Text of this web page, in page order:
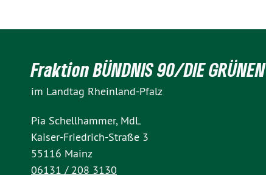
Fraktion BÜNDNIS 90/DIE GRÜNEN
im Landtag Rheinland-Pfalz
Pia Schellhammer, MdL
Kaiser-Friedrich-Straße 3
55116 Mainz
06131 / 208 3130